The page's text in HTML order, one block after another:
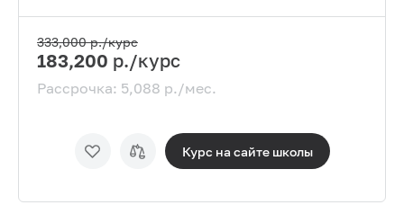
333,000р./курс
183,200 р./курс
Рассрочка: 5,088 р./мес.
Курс на сайте школы